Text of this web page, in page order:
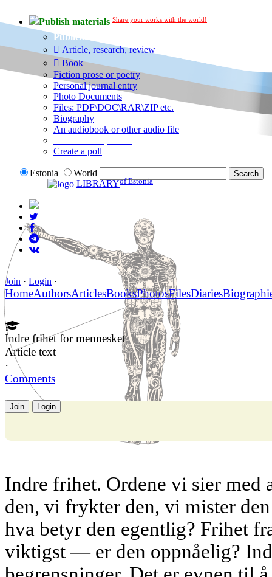
Publish materials Share your works with the world!
Publication type?
Article, research, review
Book
Fiction prose or poetry
Personal journal entry
Photo Documents
Files: PDF\DOC\RAR\ZIP etc.
Biography
An audiobook or other audio file
Create a poll
Estonia
World
LIBRARYof Estonia
Join · Login ·
HomeAuthorsArticlesBooksPhotosFilesDiaries
Indre frihet for mennesket
Article text
·
Comments
Join Login
Indre frihet. Ordene vi sier med
den, vi frykter den, vi mister
hva betyr den egentlig? Frihet
viktigst — er den oppnåelig?